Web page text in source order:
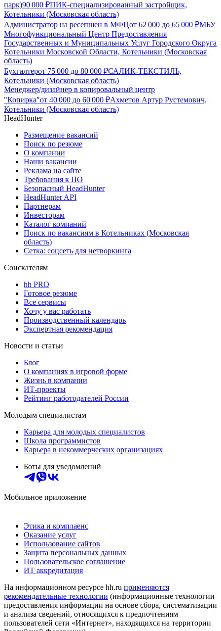
парк)90 000 ₽ПИК-специализированный застройщик,
Котельники (Московская область)
Администратор на ресепшен в МФЦот 62 000 до 65 000 ₽МБУ
Многофункциональный Центр Предоставления
Государственных и Муниципальных Услуг Городского Округа
Котельники Московской Области, Котельники (Московская
область)
Бухгалтерот 75 000 до 80 000 ₽САЛИК-ТЕКСТИЛЬ,
Котельники (Московская область)
Менеджер/дизайнер в копировальный центр
"Копирка"от 40 000 до 60 000 ₽Ахметов Артур Рустемович,
Котельники (Московская область)
HeadHunter
Размещение вакансий
Поиск по резюме
О компании
Наши вакансии
Реклама на сайте
Требования к ПО
Безопасный HeadHunter
HeadHunter API
Партнерам
Инвесторам
Каталог компаний
Поиск по вакансиям в Котельниках (Московская
область)
Сетка: соцсеть для нетворкинга
Соискателям
hh PRO
Готовое резюме
Все сервисы
Хочу у вас работать
Производственный календарь
Экспертная рекомендация
Новости и статьи
Блог
О компаниях в игровой форме
Жизнь в компании
ИТ-проекты
Рейтинг работодателей России
Молодым специалистам
Карьера для молодых специалистов
Школа программистов
Карьера в некоммерческих организациях
Боты для уведомлений
Мобильное приложение
Этика и комплаенс
Оказание услуг
Использование сайтов
Защита персональных данных
Пользовательское соглашение
ИТ аккредитация
На информационном ресурсе hh.ru применяются
рекомендательные технологии (информационные технологии
предоставления информации на основе сбора, систематизации
и анализа сведений, относящихся к предпочтениям
пользователей сети «Интернет», находящихся на территории